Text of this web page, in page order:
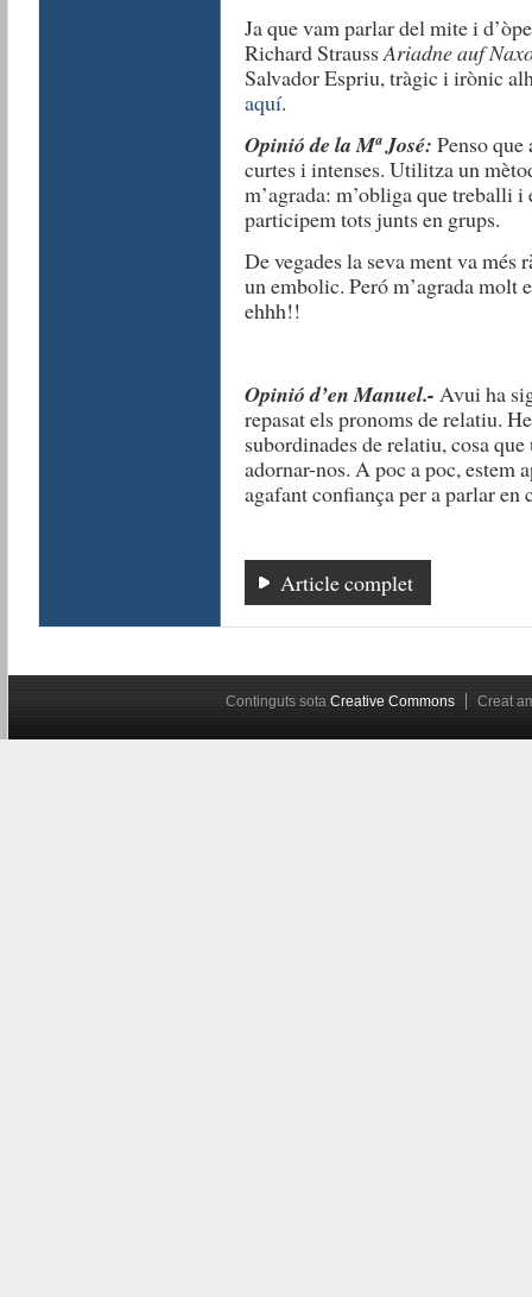
Ja que vam parlar del mite i
Richard StraussAriadne auf
Salvador Espriu, tràgic i irònic
aquí.
Opinió de la Mª José: Penso que
curtes i intenses. Utilitza un
m’agrada: m’obliga que treballi
participem tots junts en grups.
De vegades la seva ment va més
un embolic. Peró m’agrada molt
ehhh!!
Opinió d’en Manuel.- Avui ha
repasat els pronoms de relatiu.
subordinades de relatiu, cosa
adornar-nos. A poc a poc, estem
agafant confiança per a parlar en
Article complet
Continguts sota Creative Commons Creat